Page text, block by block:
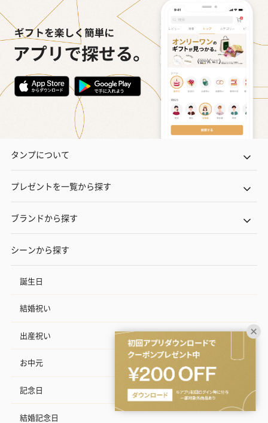
タンプについて
プレゼントを一覧から探す
ブランドから探す
シーンから探す
誕生日
結婚祝い
出産祝い
お中元
記念日
結婚記念日